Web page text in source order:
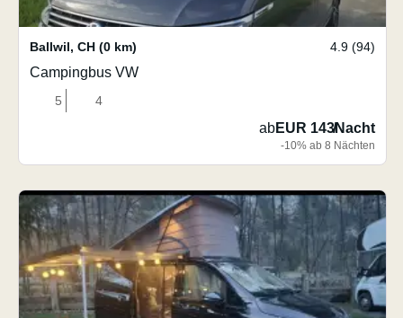
Ballwil, CH (0 km) 4.9 (94)
Campingbus VW
5 4
abEUR 143/Nacht
-10% ab 8 Nächten